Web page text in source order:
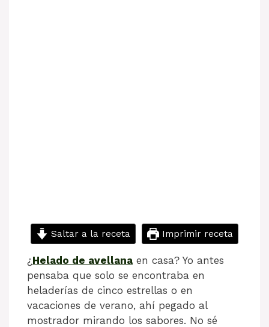
Saltar a la receta Imprimir receta
¿ Helado de avellana en casa? Yo antes
pensaba que solo se encontraba en
heladerías de cinco estrellas o en
vacaciones de verano, ahí pegado al
mostrador mirando los sabores. No sé